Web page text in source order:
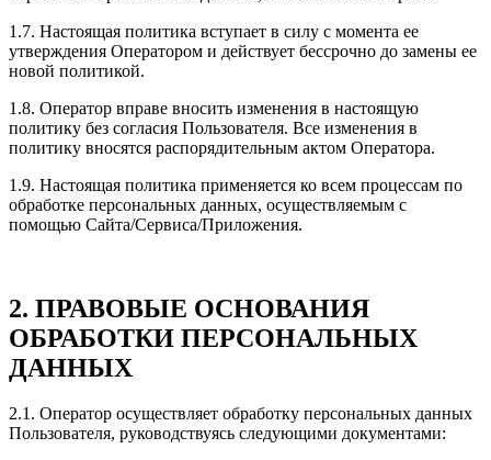
1.7. Настоящая политика вступает в силу с момента ее
утверждения Оператором и действует бессрочно до замены ее
новой политикой.
1.8. Оператор вправе вносить изменения в настоящую
политику без согласия Пользователя. Все изменения в
политику вносятся распорядительным актом Оператора.
1.9. Настоящая политика применяется ко всем процессам по
обработке персональных данных, осуществляемым с
помощью Сайта/Сервиса/Приложения.
2. ПРАВОВЫЕ ОСНОВАНИЯ
ОБРАБОТКИ ПЕРСОНАЛЬНЫХ
ДАННЫХ
2.1. Оператор осуществляет обработку персональных данных
Пользователя, руководствуясь следующими документами: